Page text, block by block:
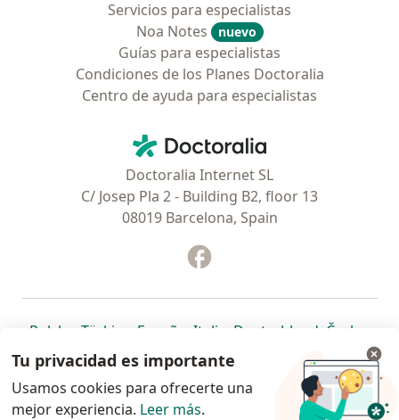
Servicios para especialistas
Noa Notes
nuevo
Guías para especialistas
Condiciones de los Planes Doctoralia
Centro de ayuda para especialistas
Doctoralia - Página de inicio
Doctoralia Internet SL
C/ Josep Pla 2 - Building B2, floor 13
08019 Barcelona, Spain
Polska se abre en una nueva pestaña
Türkiye se abre en una nueva pestaña
España se abre en una nueva pestaña
Italia se abre en una nueva
Deutschlandse abre en
Česko
Portugal
se abre en una nueva pestaña
México se abre en una nueva pestaña
Chile se abre en una nueva pestaña
Brasil se abre en una nueva
se abre en
se
se abre en una nueva
www.doctoralia.cl © 2026 - Encuentra tu especialista
Tu privacidad es importante
Usamos cookies para ofrecerte una
mejor experiencia. Leer más.